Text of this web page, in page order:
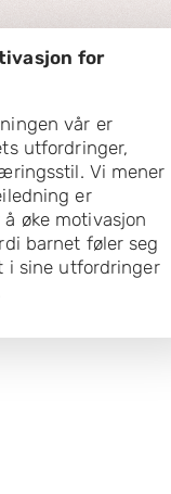
for
vår er
utfordringer,
Vi mener
er
øke motivasjon
barnet føler seg
i sine utfordringer